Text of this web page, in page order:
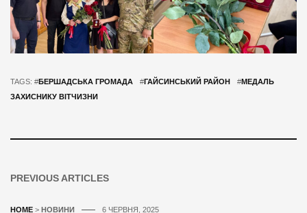
TAGS: #БЕРШАДСЬКА ГРОМАДА #ГАЙСИНСЬКИЙ РАЙОН #МЕДАЛЬ
ЗАХИСНИКУ ВІТЧИЗНИ
PREVIOUS ARTICLES
HOME > НОВИНИ 6 ЧЕРВНЯ, 2025